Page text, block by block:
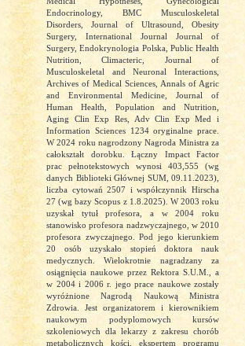
Endocrinology, BMC Musculoskeletal
Disorders, Journal of Ultrasound, Obesity
Surgery, International Journal Journal of
Surgery, Endokrynologia Polska, Public Health
Nutrition, Climacteric, Journal of
Musculoskeletal and Neuronal Interactions,
Archives of Medical Sciences, Annals of Agric
and Environmental Medicine, Journal of
Human Health, Population and Nutrition,
Aging Clin Exp Res, Adv Clin Exp Med i
Information Sciences 1234 oryginalne prace.
W 2024 roku nagrodzony Nagroda Ministra za
całokształt dorobku. Łączny Impact Factor
prac pełnotekstowych wynosi 403,555 (wg
danych Biblioteki Głównej SUM, 09.11.2023),
liczba cytowań 2507 i współczynnik Hirscha
27 (wg bazy Scopus z 1.8.2025). W 2003 roku
uzyskał tytuł profesora, a w 2004 roku
stanowisko profesora nadzwyczajnego, w 2010
profesora zwyczajnego. Pod jego kierunkiem
20 osób uzyskało stopień doktora nauk
medycznych. Wielokrotnie nagradzany za
osiągnięcia naukowe przez Rektora S.U.M., a
w 2004 i 2006 r. jego prace naukowe zostały
wyróżnione Nagrodą Naukową Ministra
Zdrowia. Jest organizatorem i kierownikiem
naukowym podyplomowych kursów
szkoleniowych dla lekarzy z zakresu chorób
metabolicznych kości, ekspertem programu